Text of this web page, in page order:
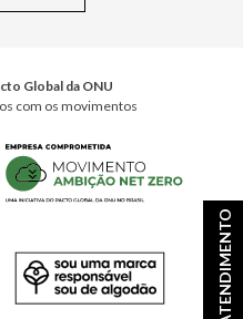
ATENDIMENTO
Global da ONU
com os movimentos